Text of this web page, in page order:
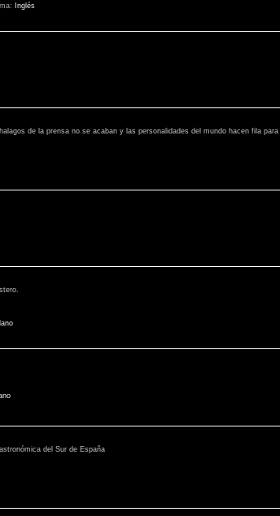
Inglés
de la prensa no se acaban y las personalidades del mundo hacen fila
del Sur de España